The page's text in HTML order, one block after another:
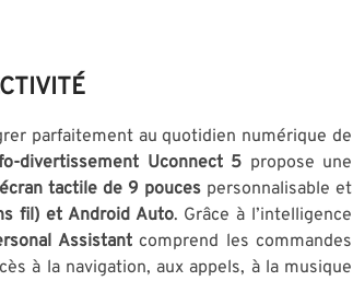
parfaitement au quotidien numérique de
divertissement Uconnect 5 propose une
écran tactile de 9 pouces personnalisable et
fil) et Android Auto. Grâce à l’intelligence
Assistantcomprend les commandes
à la navigation, aux appels, à la musique